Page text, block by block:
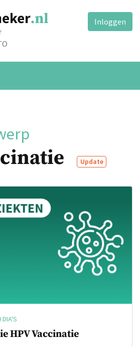
Inloggen
Update
DIA'S
HPV Vaccinatie